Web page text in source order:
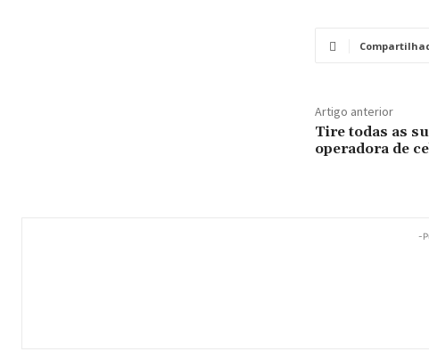
Artigo anterior
Tire todas as
operadora de
-